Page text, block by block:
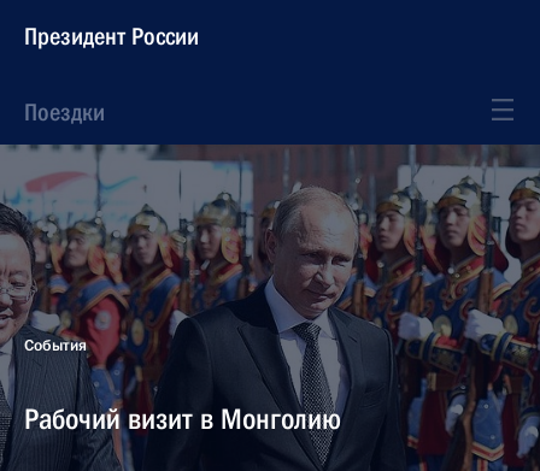
Президент России
Поездки
События
Рабочий визит в Монголию